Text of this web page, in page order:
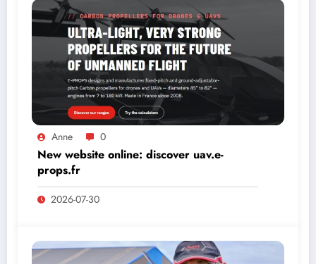
Anne 0
New website online: discover uav.e-
props.fr
2026-07-30